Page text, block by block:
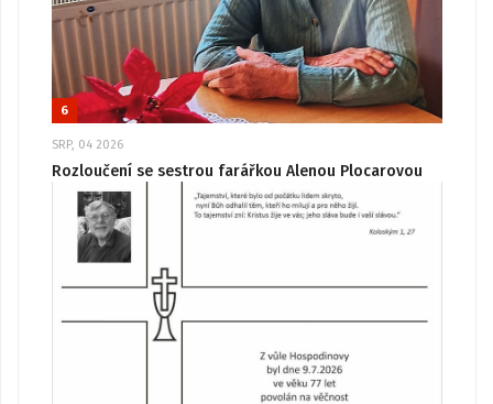
6
SRP, 04 2026
Rozloučení se sestrou farářkou Alenou Plocarovou